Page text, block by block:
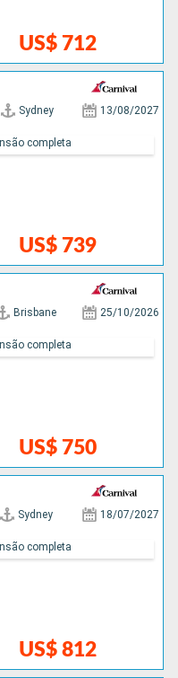
US$ 712
Sydney 13/08/2027
US$ 739
completa
Brisbane 25/10/2026
US$ 750
completa
Sydney 18/07/2027
US$ 812
completa